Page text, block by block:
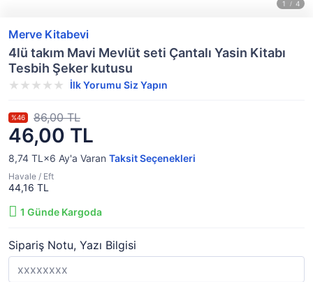
Merve Kitabevi
4lü takım Mavi Mevlüt seti Çantalı Yasin Kitabı
Tesbih Şeker kutusu
İlk Yorumu Siz Yapın
46,00 TL
%46 86,00 TL
8,74 TL×6 Ay'a Varan Taksit Seçenekleri
Havale / Eft
44,16 TL
1 Günde Kargoda
Sipariş Notu, Yazı Bilgisi